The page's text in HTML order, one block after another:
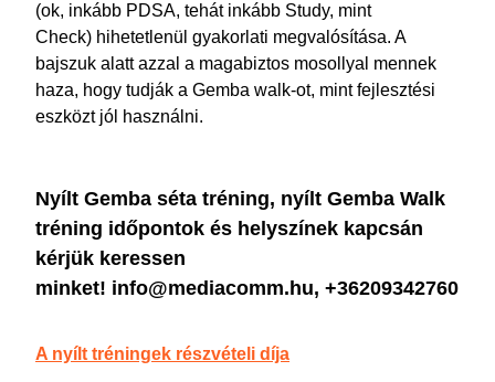
(ok, inkább PDSA, tehát inkább Study, mint
Check) hihetetlenül gyakorlati megvalósítása. A
bajszuk alatt azzal a magabiztos mosollyal mennek
haza, hogy tudják a Gemba walk-ot, mint fejlesztési
eszközt jól használni.
Nyílt Gemba séta tréning, nyílt Gemba Walk
tréning időpontok és helyszínek kapcsán
kérjük keressen
minket! info@mediacomm.hu, +36209342760
A nyílt tréningek részvételi díja